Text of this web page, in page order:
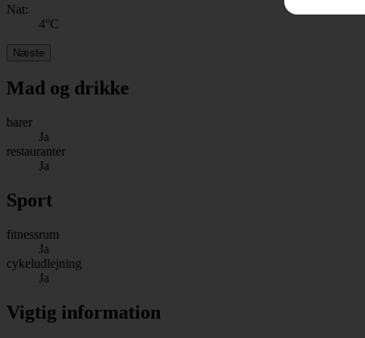
Nat:
4°C
Næste
Mad og drikke
barer
Ja
restauranter
Ja
Sport
fitnessrum
Ja
cykeludlejning
Ja
Vigtig information